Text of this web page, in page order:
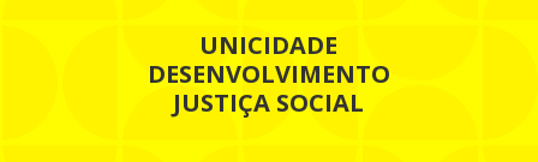
UNICIDADE
DESENVOLVIMENTO
JUSTIÇA SOCIAL